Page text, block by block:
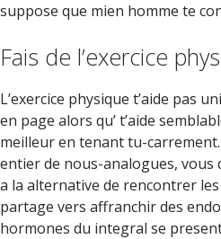
suppose que mien homme te
Fais de l’exercice
L’exercice physique t’aide pas
en page alors qu’ t’aide
meilleur en tenant tu-
entier de nous-analogues, vous
a la alternative de rencontrer les
partage vers affranchir des
hormones du integral se